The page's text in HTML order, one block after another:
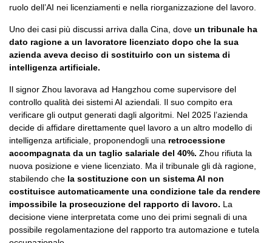
ruolo dell’AI nei licenziamenti e nella riorganizzazione del lavoro.
Uno dei casi più discussi arriva dalla Cina, dove un tribunale ha
dato ragione a un lavoratore licenziato dopo che la sua
azienda aveva deciso di sostituirlo con un sistema di
intelligenza artificiale.
Il signor Zhou lavorava ad Hangzhou come supervisore del
controllo qualità dei sistemi AI aziendali. Il suo compito era
verificare gli output generati dagli algoritmi. Nel 2025 l’azienda
decide di affidare direttamente quel lavoro a un altro modello di
intelligenza artificiale, proponendogli una retrocessione
accompagnata da un taglio salariale del 40%. Zhou rifiuta la
nuova posizione e viene licenziato. Ma il tribunale gli dà ragione,
stabilendo che la sostituzione con un sistema AI non
costituisce automaticamente una condizione tale da rendere
impossibile la prosecuzione del rapporto di lavoro. La
decisione viene interpretata come uno dei primi segnali di una
possibile regolamentazione del rapporto tra automazione e tutela